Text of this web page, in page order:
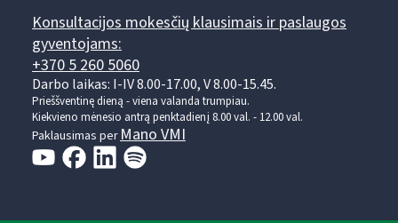
Konsultacijos mokesčių klausimais ir paslaugos
gyventojams:
+370 5 260 5060
Darbo laikas: I-IV 8.00-17.00, V 8.00-15.45.
Prieššventinę dieną - viena valanda trumpiau.
Kiekvieno mėnesio antrą penktadienį 8.00 val. - 12.00 val.
Paklausimas perMano VMI